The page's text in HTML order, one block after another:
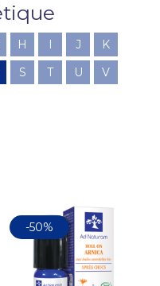
H I J
K
S T U
V
-50%